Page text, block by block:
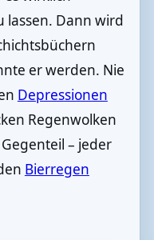
lassen. Dann wird
er werden. Nie
Depressionen
Regenwolken
– jeder
Bierregen